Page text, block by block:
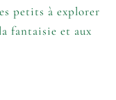
petits à explorer
fantaisie et aux